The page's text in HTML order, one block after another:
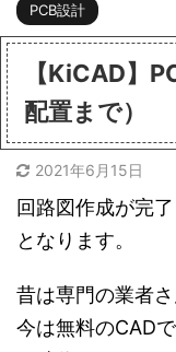
PCB設計
【KiCAD】
配置まで）
2021年6月15日
回路図作成が完
となります。
昔は専門の業者
今は無料のCAD